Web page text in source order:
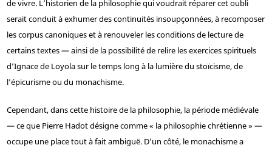
de vivre. L’historien de la philosophie qui voudrait réparer cet oubli
serait conduit à exhumer des continuités insoupçonnées, à recomposer
les corpus canoniques et à renouveler les conditions de lecture de
certains textes — ainsi de la possibilité de relire les exercices spirituels
d’Ignace de Loyola sur le temps long à la lumière du stoïcisme, de
l’épicurisme ou du monachisme.
Cependant, dans cette histoire de la philosophie, la période médiévale
— ce que Pierre Hadot désigne comme « la philosophie chrétienne » —
occupe une place tout à fait ambiguë. D’un côté, le monachisme a